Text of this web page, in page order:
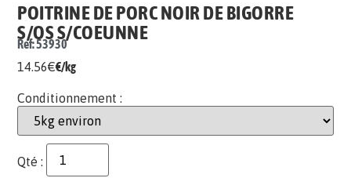
POITRINE DE PORC NOIR DE BIGORRE
S/OS S/COEUNNE
Ref: 53930
14.56€€/kg
Conditionnement :
Qté :